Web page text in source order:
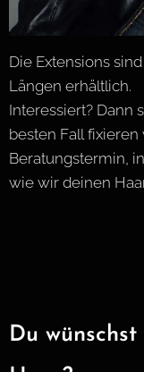
Die Extensions
Längen erhältlich.
Interessiert? Dann
besten Fall
Beratungstermin,
wie wir deinen
Du